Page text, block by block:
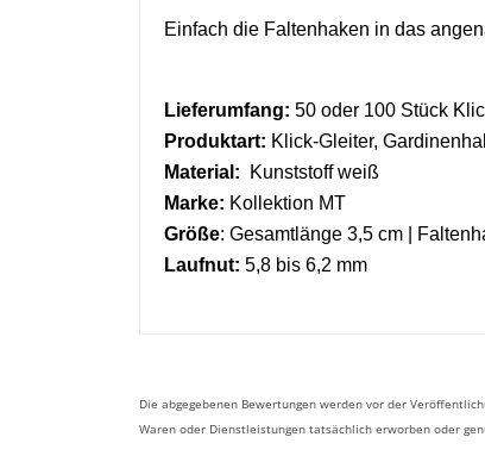
Einfach die Faltenhaken in das
Lieferumfang: 50 oder 100 Stück
Produktart: Klick-Gleiter,
Material:
Kunststoff weiß
Marke: Kollektion MT
Größe: Gesamtlänge 3,5 cm |
Laufnut: 5,8 bis 6,2 mm
Die abgegebenen Bewertungen werden vor der
Waren oder Dienstleistungen tatsächlich erworben oder